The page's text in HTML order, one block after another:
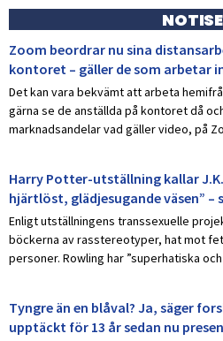
Zoom beordrar nu sina
kontoret – gäller de som arbetar
Det kan vara bekvämt att arbeta
gärna se de anställda på kontoret då
marknadsandelar vad gäller video, på
Harry Potter-utställning kallar
hjärtlöst, glädjesugande väsen” –
Enligt utställningens transsexuelle
böckerna av rasstereotyper, hat mot
personer. Rowling har ”superhatiska
Tyngre än en blåval? Ja, säger
upptäckt för 13 år sedan nu